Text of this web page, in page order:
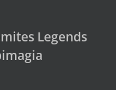
Legends